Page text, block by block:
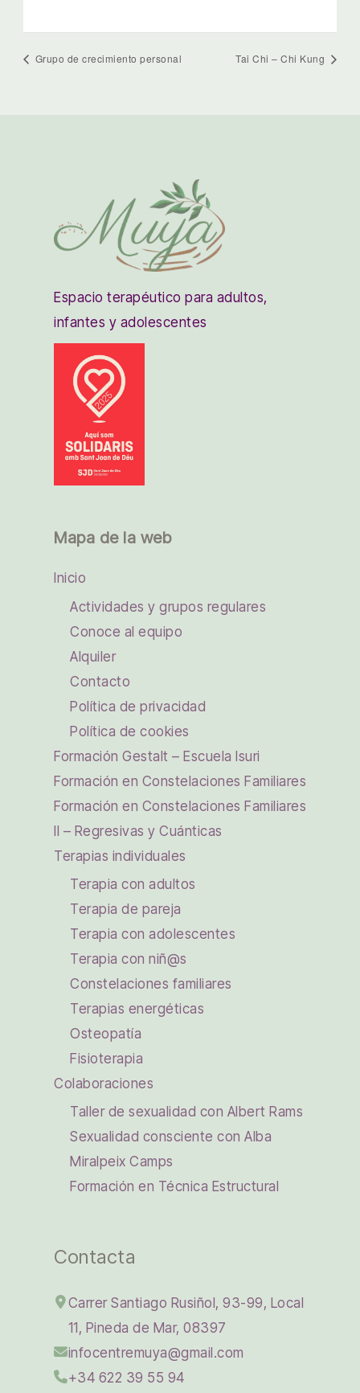
Grupo de crecimiento personal Tai Chi – Chi Kung
Espacio terapéutico para adultos,
infantes y adolescentes
Mapa de la web
Inicio
Actividades y grupos regulares
Conoce al equipo
Alquiler
Contacto
Política de privacidad
Política de cookies
Formación Gestalt – Escuela Isuri
Formación en Constelaciones Familiares
Formación en Constelaciones Familiares
II – Regresivas y Cuánticas
Terapias individuales
Terapia con adultos
Terapia de pareja
Terapia con adolescentes
Terapia con niñ@s
Constelaciones familiares
Terapias energéticas
Osteopatía
Fisioterapia
Colaboraciones
Taller de sexualidad con Albert Rams
Sexualidad consciente con Alba
Miralpeix Camps
Formación en Técnica Estructural
Contacta
Carrer Santiago Rusiñol, 93-99, Local
11, Pineda de Mar, 08397
infocentremuya@gmail.com
+34 622 39 55 94